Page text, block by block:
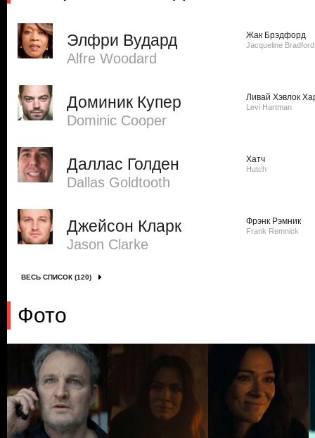
Элфри Вудард
Alfre Woodard
Жак Брэдфорд
Jacqueline Bradford
Доминик Купер
Dominic Cooper
Ливай Хэвлок
Levi Hartman
Даллас Голден
Dallas Goldtooth
Хатч
Hutch
Джейсон Кларк
Jason Clarke
Фрэнк Рэмник
Frank Remnick
ВЕСЬ СПИСОК (120)
Фото